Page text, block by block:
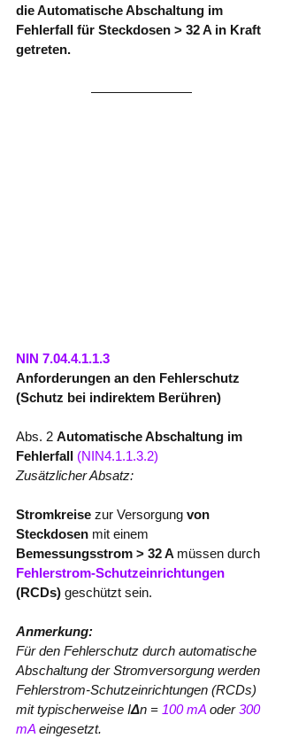
die Automatische Abschaltung im
Fehlerfall für Steckdosen > 32 A in Kraft
getreten.
NIN 7.04.4.1.1.3
Anforderungen an den Fehlerschutz
(Schutz bei indirektem Berühren)
Abs. 2 Automatische Abschaltung im
Fehlerfall (NIN4.1.1.3.2)
Zusätzlicher Absatz:
Stromkreise zur Versorgung von
Steckdosen mit einem
Bemessungsstrom > 32 A müssen durch
Fehlerstrom-Schutzeinrichtungen
(RCDs) geschützt sein.
Anmerkung:
Für den Fehlerschutz durch automatische
Abschaltung der Stromversorgung werden
Fehlerstrom-Schutzeinrichtungen (RCDs)
mit typischerweise IΔn = 100 mA oder 300
mA eingesetzt.